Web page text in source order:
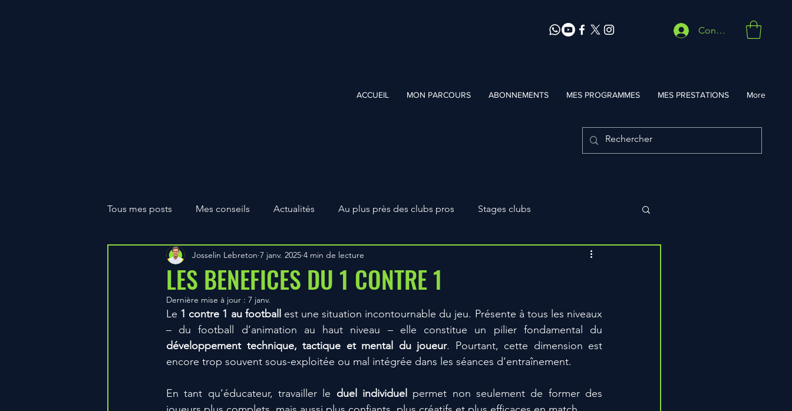
Connexion
ACCUEIL MON PARCOURS ABONNEMENTS MES PROGRAMMES MES PRESTATIONS More
Tous mes posts Mes conseils Actualités Au plus près des clubs pros Stages clubs
Catégorie sans titre MES PROGRAMMES Fiches tactique Procédés d'entrainement
Préparation physique estivale
LES BENEFICES DU 1 CONTRE 1
Josselin Lebreton 7 janv. 2025 4 min de lecture
Dernière mise à jour : 7 janv.
Le 1 contre 1 au football
est une situation incontournable du jeu. Présente à tous les niveaux
développement technique, tactique et mental du joueur. Pourtant, cette dimension est
encore trop souvent sous-exploitée ou mal intégrée dans les séances d’entraînement.
En tant qu’éducateur, travailler le duel individuel
permet non seulement de former des